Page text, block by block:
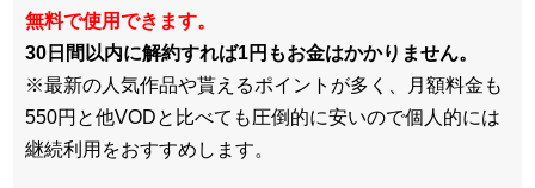
無料で使用できます。
30日間以内に解約すれば1円もお金はかかりません。
※最新の人気作品や貰えるポイントが多く、月額料金も
550円と他VODと比べても圧倒的に安いので個人的には
継続利用をおすすめします。